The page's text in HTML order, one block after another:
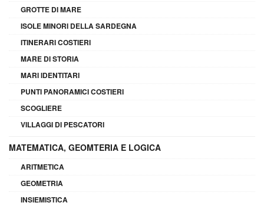
GROTTE DI MARE
ISOLE MINORI DELLA SARDEGNA
ITINERARI COSTIERI
MARE DI STORIA
MARI IDENTITARI
PUNTI PANORAMICI COSTIERI
SCOGLIERE
VILLAGGI DI PESCATORI
MATEMATICA, GEOMTERIA E LOGICA
ARITMETICA
GEOMETRIA
INSIEMISTICA